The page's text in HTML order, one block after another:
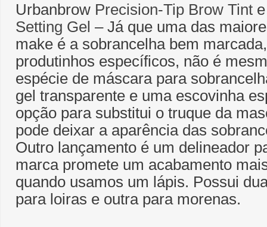
Urbanbrow Precision-Tip Brow Tint
Setting Gel – Já que uma das
make é a sobrancelha bem
produtinhos específicos, não é
espécie de máscara para
gel transparente e uma escovinha
opção para substitui o truque da
pode deixar a aparência das
Outro lançamento é um delineador
marca promete um acabamento
quando usamos um lápis. Possui
para loiras e outra para morenas.